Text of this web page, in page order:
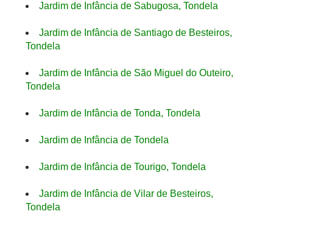
Jardim de Infância de Sabugosa, Tondela
Jardim de Infância de Santiago de Besteiros,
Tondela
Jardim de Infância de São Miguel do Outeiro,
Tondela
Jardim de Infância de Tonda, Tondela
Jardim de Infância de Tondela
Jardim de Infância de Tourigo, Tondela
Jardim de Infância de Vilar de Besteiros,
Tondela